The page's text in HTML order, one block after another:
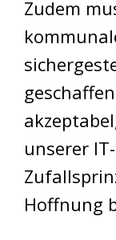
Zudem
unserer
Hoffnung